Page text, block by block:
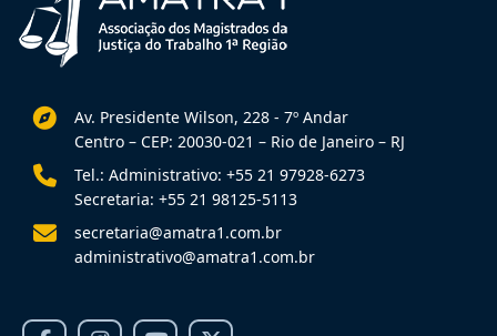
Av. Presidente Wilson, 228 - 7º Andar
Centro – CEP: 20030-021 – Rio de Janeiro – RJ
Tel.: Administrativo: +55 21 97928-6273
Secretaria: +55 21 98125-5113
secretaria@amatra1.com.br
administrativo@amatra1.com.br